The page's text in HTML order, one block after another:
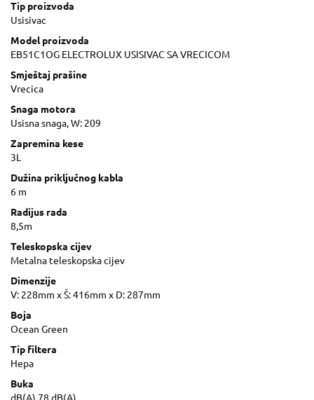
Tip proizvoda
Usisivac
Model proizvoda
EB51C1OG ELECTROLUX USISIVAC SA VRECICOM
Smještaj prašine
Vrecica
Snaga motora
Usisna snaga, W: 209
Zapremina kese
3L
Dužina priključnog kabla
6 m
Radijus rada
8,5m
Teleskopska cijev
Metalna teleskopska cijev
Dimenzije
V: 228mm x Š: 416mm x D: 287mm
Boja
Ocean Green
Tip filtera
Hepa
Buka